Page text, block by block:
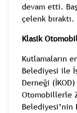
devam etti.
çelenk bıraktı.
Klasik
Kutlamaların
Belediyesi ile
Derneği
Otomobillerle
Belediyesi’nin